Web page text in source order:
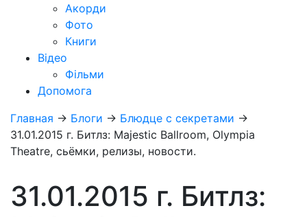
Акорди
Фото
Книги
Відео
Фільми
Допомога
Главная → Блоги → Блюдце с секретами →
31.01.2015 г. Битлз: Majestic Ballroom, Olympia
Theatre, сьёмки, релизы, новости.
31.01.2015 г. Битлз: